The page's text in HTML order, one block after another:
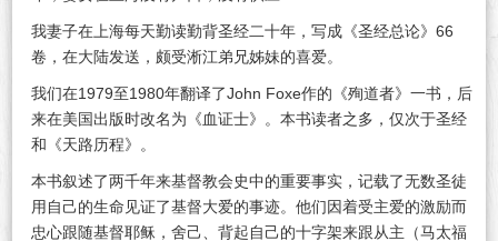
我妻子在上海每天勤读勤背圣经二十年，写成《圣经总论》66
卷，在大陆发送，颇受淅江弟兄姊妹的喜爱。
我们在1979至1980年翻译了John Foxe作的《殉道者》一书，后
来在美国出版时改名为《血证士》。本书读者之多，仅次于圣经
和《天路历程》。
本书叙述了两千年来基督教会史中的重要事实，记载了无数圣徒
用自己的生命见证了基督大爱的事迹。他们因着受主爱的激励而
忠心跟随基督耶稣，舍己、背起自己的十字架来跟从主（马太福